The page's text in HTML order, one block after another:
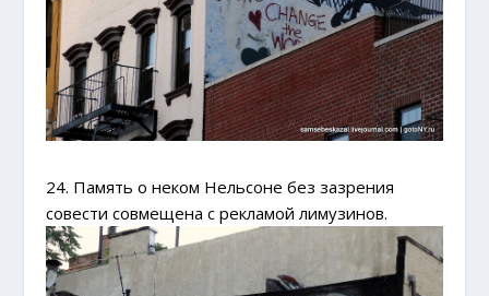
24. Память о неком Нельсоне без зазрения
совести совмещена с рекламой лимузинов.